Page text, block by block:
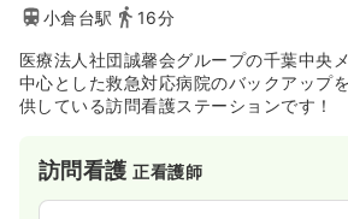
小倉台駅
16分
医療法人社団誠馨会グループの千葉中央
中心とした救急対応病院のバックアップ
供している訪問看護ステーションです！
訪問看護正看護師